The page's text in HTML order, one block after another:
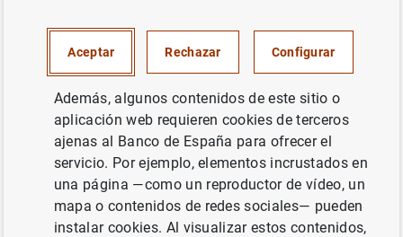
Serie: Boletín Económico.
Autor: Álvaro Menéndez Pujadas , Maristela
Mulino , Roberto Blanco Escolar yDmitry
Khametshin
Aceptar Rechazar Configurar
Además, algunos contenidos de este sitio o
aplicación web requieren cookies de terceros
ajenas al Banco de España para ofrecer el
servicio. Por ejemplo, elementos incrustados en
una página —como un reproductor de vídeo, un
mapa o contenidos de redes sociales— pueden
instalar cookies. Al visualizar estos contenidos,